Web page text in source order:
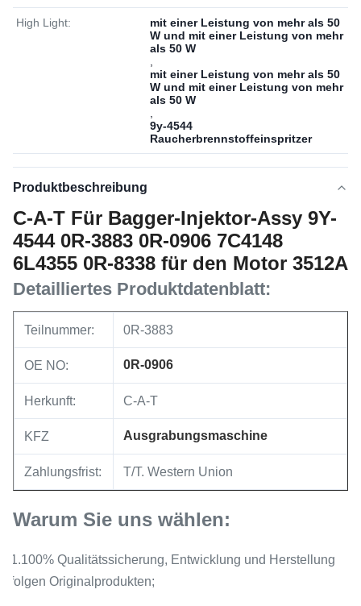
High Light:
mit einer Leistung von mehr als 50
W und mit einer Leistung von mehr
als 50 W
mit einer Leistung von mehr als 50
W und mit einer Leistung von mehr
als 50 W
9y-4544
Raucherbrennstoffeinspritzer
Produktbeschreibung
C-A-T Für Bagger-Injektor-Assy 9Y-
4544 0R-3883 0R-0906 7C4148
6L4355 0R-8338 für den Motor 3512A
Detailliertes Produktdatenblatt:
Teilnummer: 0R-3883
OE NO: 0R-0906
Herkunft: C-A-T
KFZ Ausgrabungsmaschine
Zahlungsfrist: T/T. Western Union
Warum Sie uns wählen:
1.100% Qualitätssicherung, Entwicklung und Herstellung
folgen Originalprodukten;